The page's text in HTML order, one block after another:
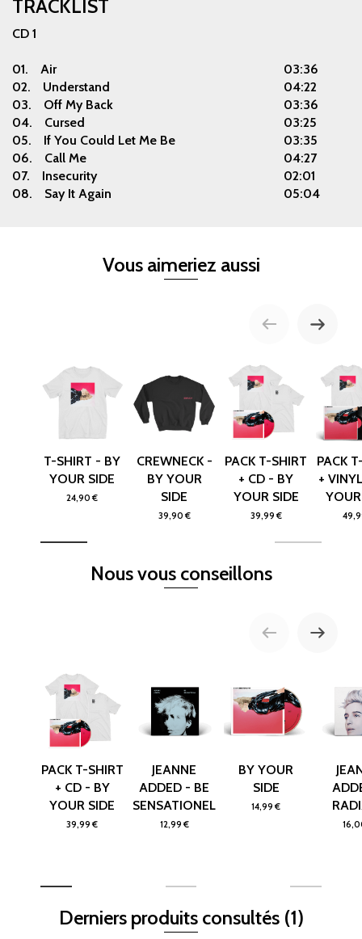
TRACKLIST
CD 1
01. Air
03:36
02.
Understand
04:22
03.
Off My Back
03:36
04.
Cursed
03:25
05.
If You Could Let Me Be
03:35
06.
Call Me
04:27
07.
Insecurity
02:01
08.
Say It Again 05:04
Vous aimeriez aussi
T-SHIRT - BY
YOUR SIDE
24,90 €
CREWNECK -
BY YOUR
SIDE
39,90 €
PACK T-SHIRT
+ CD - BY
YOUR SIDE
39,99 €
PACK
+
Nous vous conseillons
PACK T-SHIRT
+ CD - BY
YOUR SIDE
39,99 €
JEANNE
ADDED - BE
SENSATIONEL
12,99 €
BY YOUR
SIDE
14,99 €
Derniers produits consultés (1)